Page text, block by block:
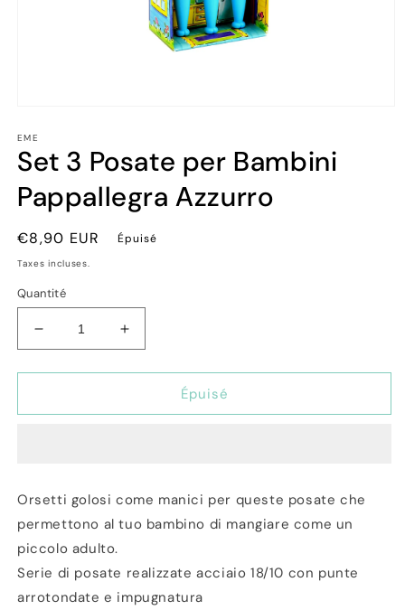
média
1
dans
fenêtre
modale
EME
Set 3 Posate per Bambini
Pappallegra Azzurro
Prix
habituel
€8,90 EUR Épuisé
Taxes incluses.
Quantité
Réduire
la
quantité
Set
Pappallegra
Azzurro
Augmenter
la
quantité
Set
Pappallegra
Azzurro
Épuisé
Orsetti golosi come manici per queste posate che
permettono al tuo bambino di mangiare come un
piccolo adulto.
Serie di posate realizzate acciaio 18/10 con punte
arrotondate e impugnatura